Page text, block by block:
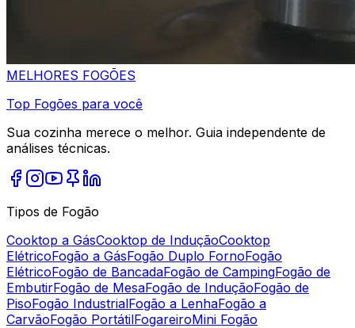
MELHORES FOGÕES
Top Fogões para você
Sua cozinha merece o melhor. Guia independente de
análises técnicas.
Tipos de Fogão
Cooktop a GásCooktop de InduçãoCooktop
ElétricoFogão a GásFogão Duplo FornoFogão
ElétricoFogão de BancadaFogão de CampingFogão de
EmbutirFogão de MesaFogão de InduçãoFogão de
PisoFogão IndustrialFogão a LenhaFogão a
CarvãoFogão PortátilFogareiroMini Fogão